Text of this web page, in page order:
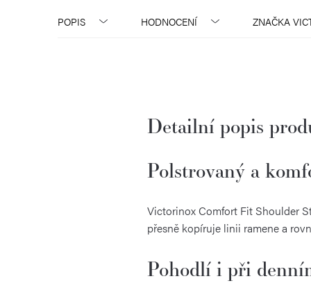
POPIS HODNOCENÍ ZNAČKA
Detailní popis
Polstrovaný a
Victorinox Comfort Fit Shoulder
přesně kopíruje linii ramene a
Pohodlí i při